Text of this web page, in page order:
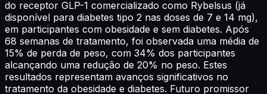
do receptor GLP-1 comercializado como Rybelsus (já
disponível para diabetes tipo 2 nas doses de 7 e 14 mg),
em participantes com obesidade e sem diabetes. Após
68 semanas de tratamento, foi observada uma média de
15% de perda de peso, com 34% dos participantes
alcançando uma redução de 20% no peso. Estes
resultados representam avanços significativos no
tratamento da obesidade e diabetes. Futuro promissor